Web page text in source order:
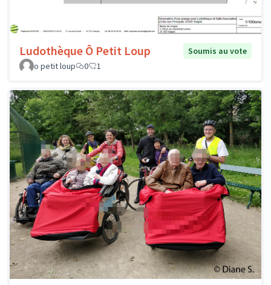
Ludothèque Ô Petit Loup
Soumis au vote
o petit loup
0 1